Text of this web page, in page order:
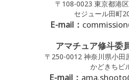
〒108-0023 東京都港
セジュール田町
E-mail：
アマチュア修斗委
〒250-0012 神奈川県小田
かどきちビ
E-mail：